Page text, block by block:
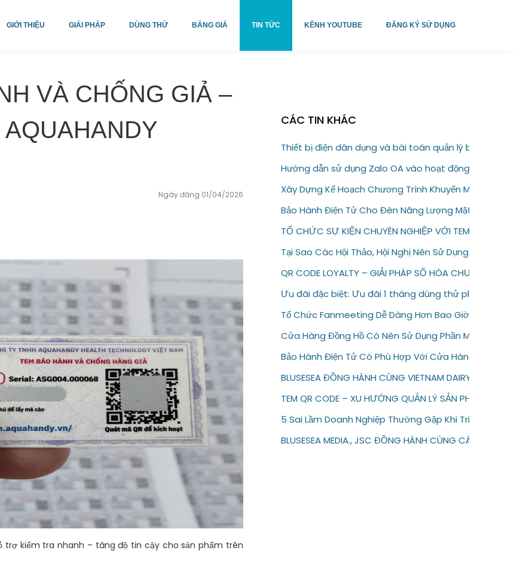
GIỚI THIỆU GIẢI PHÁP DÙNG THỬ BẢNG GIÁ TIN TỨC KÊNH YOUTUBE ĐĂNG KÝ SỬ DỤNG
VÀ CHỐNG GIẢ –
Ngày đăng 01/04/2026
trợ kiểm tra nhanh – tăng độ tin cậy cho sản phẩm trên
CÁC TIN KHÁC
Thiết bị điện dân dụng và bài toán quản lý bảo hành
Hướng dẫn sử dụng Zalo OA vào hoạt động kinh
Xây Dựng Kế Hoạch Chương Trình Khuyến Mại Trực
Bảo Hành Điện Tử Cho Đèn Năng Lượng Mặt Trời – Giải
TỔ CHỨC SỰ KIỆN CHUYÊN NGHIỆP VỚI TEM VÉ ĐIỆN TỬ
Tại Sao Các Hội Thảo, Hội Nghị Nên Sử Dụng Tem Vé
QR CODE LOYALTY – GIẢI PHÁP SỐ HÓA CHƯƠNG
Ưu đãi đặc biệt: Ưu đãi 1 tháng dùng thử phần mềm
Tổ Chức Fanmeeting Dễ Dàng Hơn Bao Giờ Hết Với
Cửa Hàng Đồng Hồ Có Nên Sử Dụng Phần Mềm Bảo
Bảo Hành Điện Tử Có Phù Hợp Với Cửa Hàng Sửa
BLUSESEA ĐỒNG HÀNH CÙNG VIETNAM DAIRY 2026
TEM QR CODE – XU HƯỚNG QUẢN LÝ SẢN PHẨM & BẢO
5 Sai Lầm Doanh Nghiệp Thường Gặp Khi Triển Khai
BLUSESEA MEDIA., JSC ĐỒNG HÀNH CÙNG CÁC